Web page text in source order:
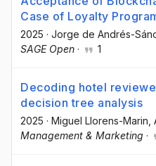
Case of Loyalty
2025 · Jorge de Andrés-
SAGE Open · 1
Decoding hotel
decision tree analysis
2025 · Miguel Llorens-Marin
Management & Marketing ·